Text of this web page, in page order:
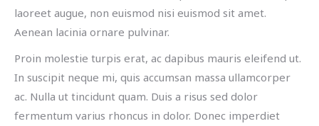
laoreet augue, non euismod nisi euismod sit amet.
Aenean lacinia ornare pulvinar.
Proin molestie turpis erat, ac dapibus mauris eleifend ut.
In suscipit neque mi, quis accumsan massa ullamcorper
ac. Nulla ut tincidunt quam. Duis a risus sed dolor
fermentum varius rhoncus in dolor. Donec imperdiet